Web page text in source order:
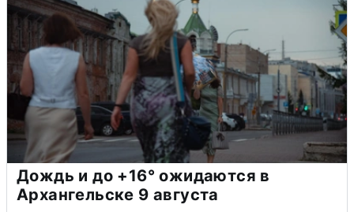
Дождь и до +16° ожидаются в
Архангельске 9 августа